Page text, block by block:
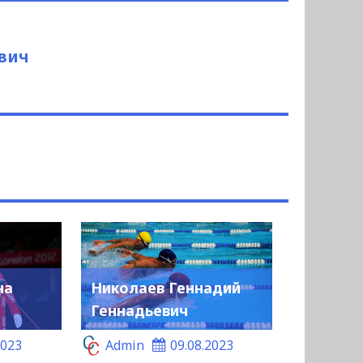
Николаев Геннадий
Геннадьевич
Admin
09.08.2023